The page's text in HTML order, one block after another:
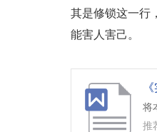
其是修锁这一行
能害人害己。
将
推